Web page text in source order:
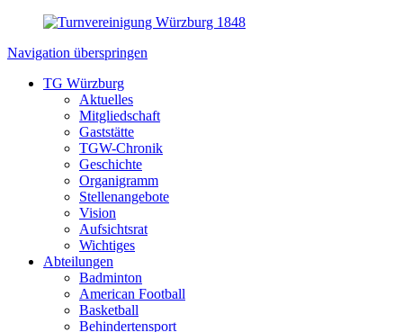
Navigation überspringen
TG Würzburg
Aktuelles
Mitgliedschaft
Gaststätte
TGW-Chronik
Geschichte
Organigramm
Stellenangebote
Vision
Aufsichtsrat
Wichtiges
Abteilungen
Badminton
American Football
Basketball
Behindertensport